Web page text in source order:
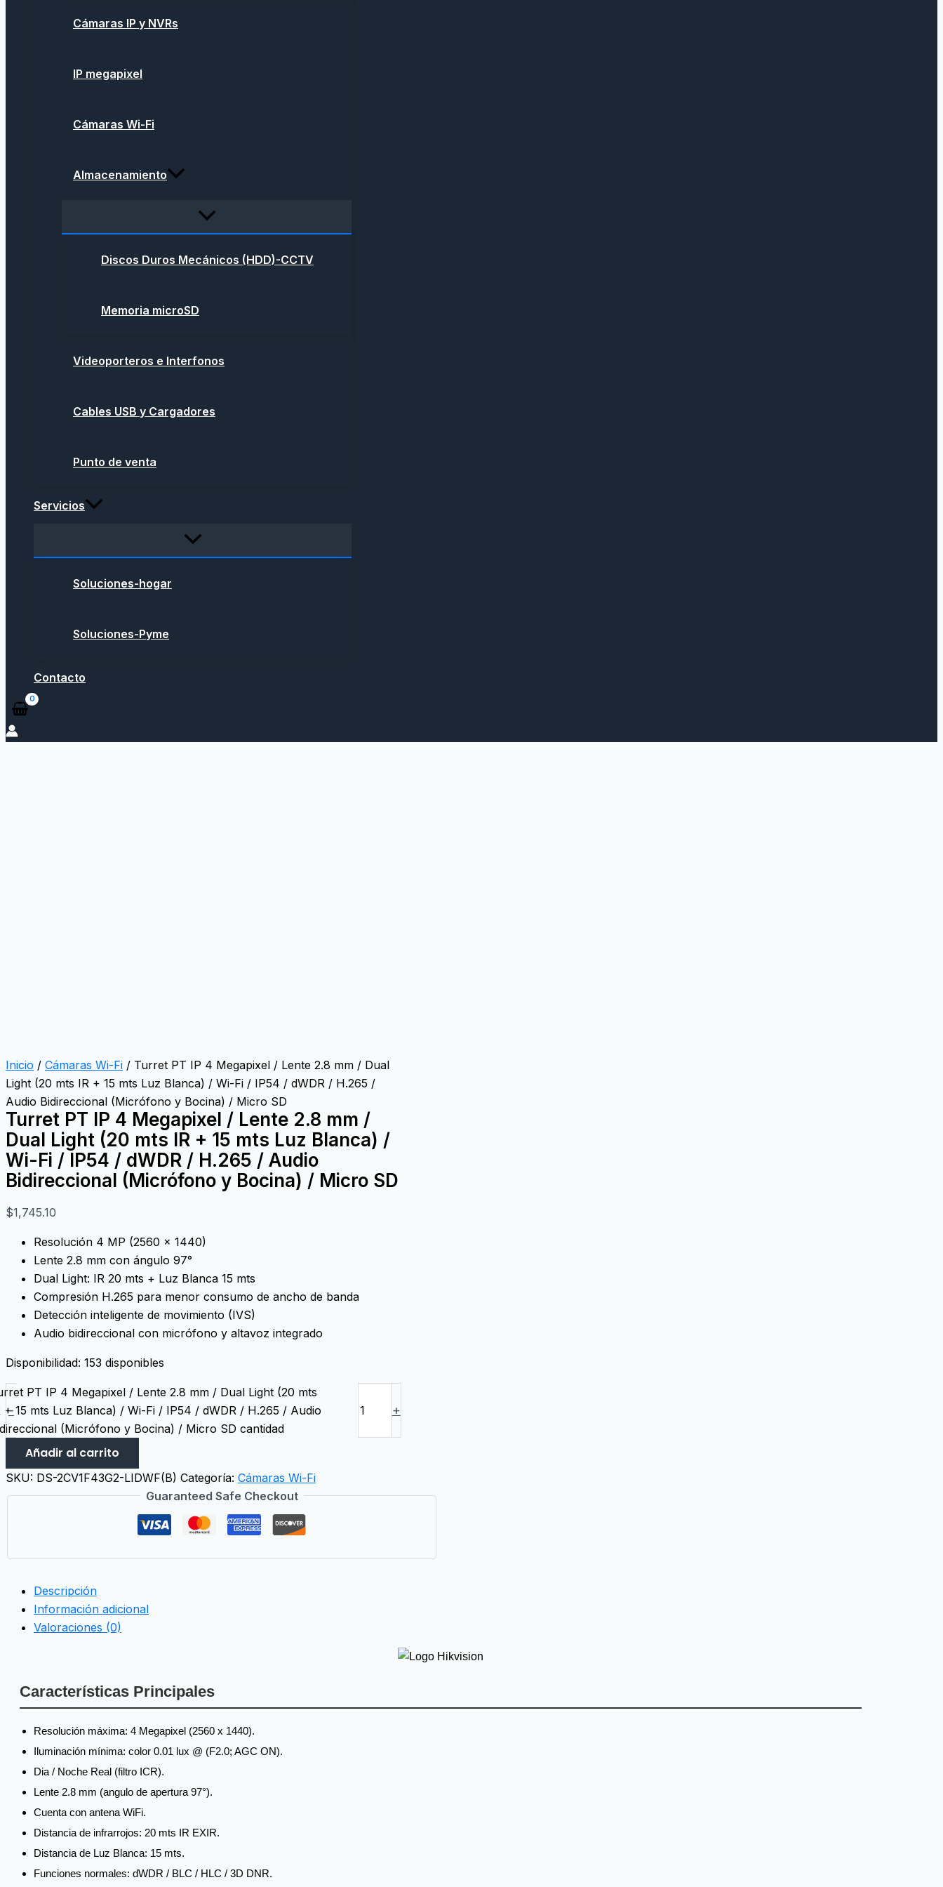
Cámaras IP y NVRs
IP megapixel
Cámaras Wi-Fi
Almacenamiento
Discos Duros Mecánicos (HDD)-CCTV
Memoria microSD
Videoporteros e Interfonos
Cables USB y Cargadores
Punto de venta
Servicios
Soluciones-hogar
Soluciones-Pyme
Contacto
Inicio / Cámaras Wi-Fi / Turret PT IP 4 Megapixel / Lente 2.8 mm / Dual
Light (20 mts IR + 15 mts Luz Blanca) / Wi-Fi / IP54 / dWDR / H.265 /
Audio Bidireccional (Micrófono y Bocina) / Micro SD
Turret PT IP 4 Megapixel / Lente 2.8 mm /
Dual Light (20 mts IR + 15 mts Luz Blanca) /
Wi-Fi / IP54 / dWDR / H.265 / Audio
Bidireccional (Micrófono y Bocina) / Micro SD
$1,745.10
Resolución 4 MP (2560 x 1440)
Lente 2.8 mm con ángulo 97°
Dual Light: IR 20 mts + Luz Blanca 15 mts
Compresión H.265 para menor consumo de ancho de banda
Detección inteligente de movimiento (IVS)
Audio bidireccional con micrófono y altavoz integrado
Disponibilidad: 153 disponibles
-
PT IP 4 Megapixel / Lente 2.8 mm / Dual Light (20 mts
+ 15 mts Luz Blanca) / Wi-Fi / IP54 / dWDR / H.265 / Audio
(Micrófono y Bocina) / Micro SD cantidad
+
Añadir al carrito
SKU: DS-2CV1F43G2-LIDWF(B) Categoría: Cámaras Wi-Fi
Guaranteed Safe Checkout
Descripción
Información adicional
Valoraciones (0)
Características Principales
Resolución máxima: 4 Megapixel (2560 x 1440).
Iluminación mínima: color 0.01 lux @ (F2.0; AGC ON).
Dia / Noche Real (filtro ICR).
Lente 2.8 mm (angulo de apertura 97°).
Cuenta con antena WiFi.
Distancia de infrarrojos: 20 mts IR EXIR.
Distancia de Luz Blanca: 15 mts.
Funciones normales: dWDR / BLC / HLC / 3D DNR.